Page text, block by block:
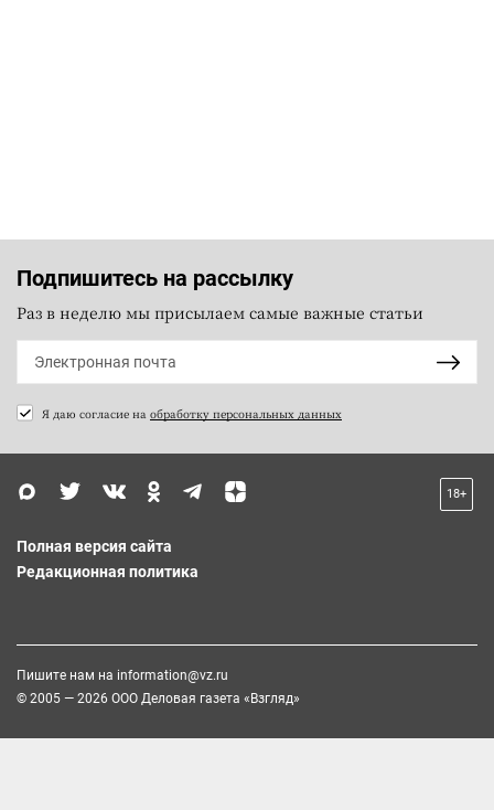
Подпишитесь на рассылку
Раз в неделю мы присылаем самые важные статьи
Я даю согласие на обработку персональных данных
18+
Полная версия сайта
Редакционная политика
Пишите нам на information@vz.ru
© 2005 — 2026 ООО Деловая газета «Взгляд»